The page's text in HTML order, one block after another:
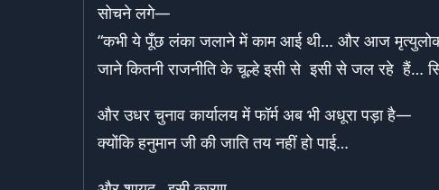
सोचने लगे—
“कभी ये पूँछ लंका जलाने में काम आई थी… और आज
जाने कितनी राजनीति के चूल्हे इसी से इसी से जल रहे हैं…
और उधर चुनाव कार्यालय में फॉर्म अब भी अधूरा पड़ा है—
क्योंकि हनुमान जी की जाति तय नहीं हो पाई…